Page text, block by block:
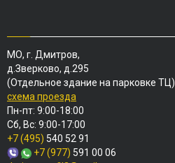
МО, г. Дмитров,
д.Зверково, д.295
(Отдельное здание на парковке ТЦ)
схема проезда
Пн-пт: 9:00-18:00
Сб, Вс: 9:00-17:00
+7 (495) 540 52 91
+7 (977) 591 00 06